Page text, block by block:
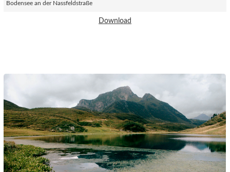
Bodensee an der Nassfeldstraße
Download